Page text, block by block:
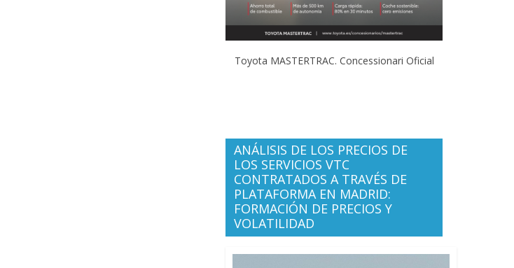
Toyota MASTERTRAC. Concessionari Oficial
ANÁLISIS DE LOS PRECIOS DE
LOS SERVICIOS VTC
CONTRATADOS A TRAVÉS DE
PLATAFORMA EN MADRID:
FORMACIÓN DE PRECIOS Y
VOLATILIDAD